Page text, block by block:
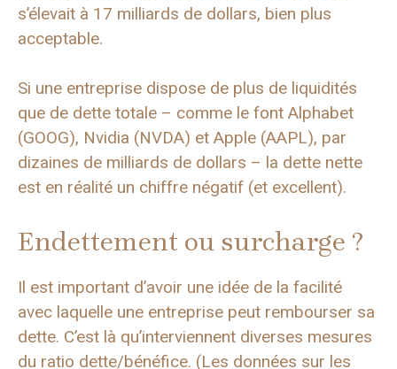
s’élevait à 17 milliards de dollars, bien plus
acceptable.
Si une entreprise dispose de plus de liquidités
que de dette totale – comme le font Alphabet
(GOOG), Nvidia (NVDA) et Apple (AAPL), par
dizaines de milliards de dollars – la dette nette
est en réalité un chiffre négatif (et excellent).
Endettement ou surcharge ?
Il est important d’avoir une idée de la facilité
avec laquelle une entreprise peut rembourser sa
dette. C’est là qu’interviennent diverses mesures
du ratio dette/bénéfice. (Les données sur les